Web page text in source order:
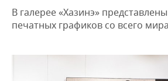
ДЕКЛАРАЦИИ О ДОХОДАХ
КОРОЛИ ГОСЗАКАЗА ПФО
НОВОСТИ ЭКОНОМИКИ
ПРОМЫШЛЕННОСТЬ
НЕДВИЖИМОСТЬ
НОВОСТИ НЕДВИЖИМОСТИ
В галерее «Хазинэ»
печатных графиков со всего мира